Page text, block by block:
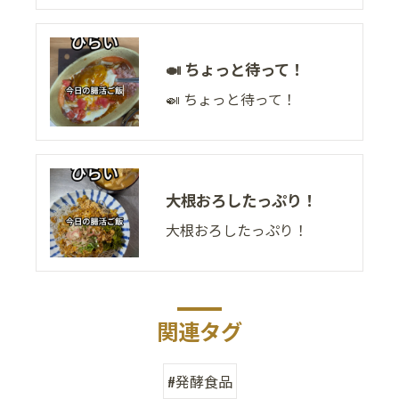
🍛 ちょっと待って！
🍛 ちょっと待って！
大根おろしたっぷり！
大根おろしたっぷり！
関連タグ
#発酵食品